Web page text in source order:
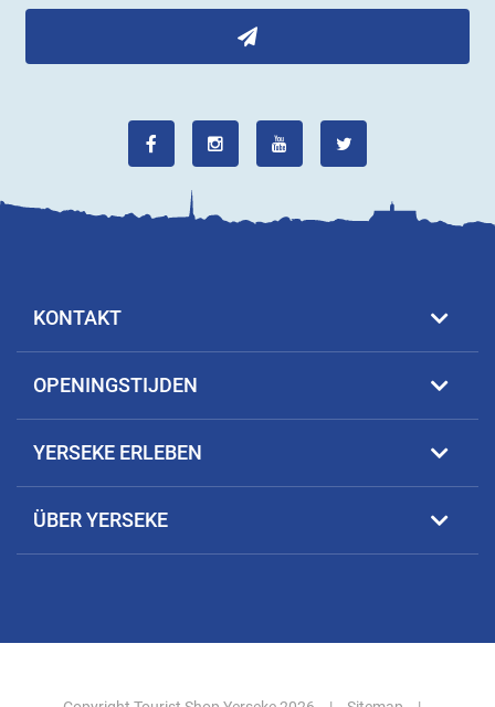
KONTAKT
OPENINGSTIJDEN
YERSEKE ERLEBEN
ÜBER YERSEKE